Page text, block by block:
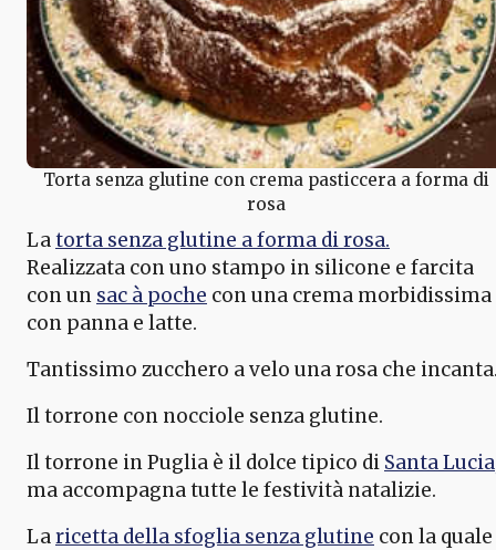
Torta senza glutine con crema pasticcera a forma di
rosa
Latorta senza glutine a forma di rosa.
Realizzata con uno stampo in silicone e farcita
con un sac à poche con una crema morbidissima
con panna e latte.
Tantissimo zucchero a velo una rosa che
Il torrone con nocciole senza glutine.
Il torrone in Puglia è il dolce tipico di Santa
ma accompagna tutte le festività natalizie.
Laricetta della sfoglia senza glutine con la quale